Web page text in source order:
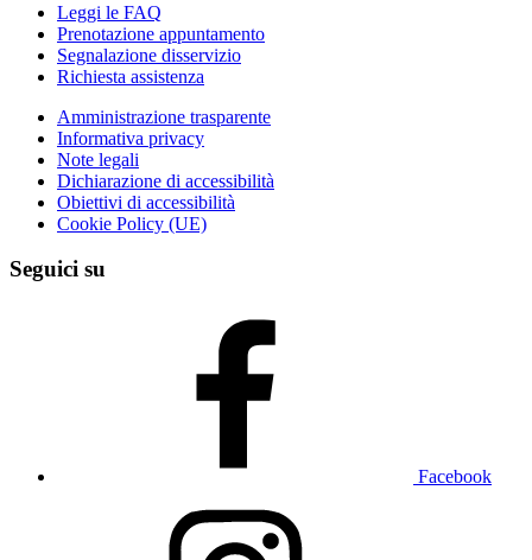
Leggi le FAQ
Prenotazione appuntamento
Segnalazione disservizio
Richiesta assistenza
Amministrazione trasparente
Informativa privacy
Note legali
Dichiarazione di accessibilità
Obiettivi di accessibilità
Cookie Policy (UE)
Seguici su
Facebook